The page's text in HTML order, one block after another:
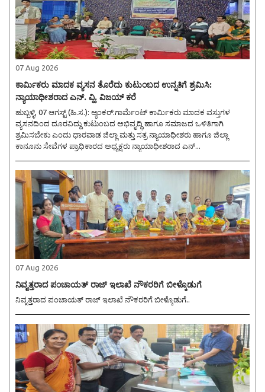
07 Aug 2026
ಕಾರ್ಮಿಕರು ಮಾದಕ ವ್ಯಸನ ತೊರೆದು ಕುಟುಂಬದ ಉನ್ನತಿಗೆ ಶ್ರಮಿಸಿ:
ನ್ಯಾಯಾಧೀಶರಾದ ಎನ್. ವ್ಹಿ. ವಿಜಯ್ ಕರೆ
ಹುಬ್ಬಳ್ಳಿ, 07 ಆಗಸ್ಟ್ (ಹಿ.ಸ.): ಆ್ಯಂಕರ್:ಗಾರ್ಮೆಂಟ್ ಕಾರ್ಮಿಕರು ಮಾದಕ ವಸ್ತುಗಳ
ವ್ಯಸನದಿಂದ ದೂರವಿದ್ದು ಕುಟುಂಬದ ಅಭಿವೃದ್ಧಿ ಹಾಗೂ ಸಮಾಜದ ಒಳಿತಿಗಾಗಿ
ಶ್ರಮಿಸಬೇಕು ಎಂದು ಧಾರವಾಡ ಜಿಲ್ಲಾ ಮತ್ತು ಸತ್ರ ನ್ಯಾಯಾಧೀಶರು ಹಾಗೂ ಜಿಲ್ಲಾ
ಕಾನೂನು ಸೇವೆಗಳ ಪ್ರಾಧಿಕಾರದ ಅಧ್ಯಕ್ಷರು ನ್ಯಾಯಾಧೀಶರಾದ ಎನ್...
07 Aug 2026
ನಿವೃತ್ತರಾದ ಪಂಚಾಯತ್ ರಾಜ್ ಇಲಾಖೆ ನೌಕರರಿಗೆ ಬೀಳ್ಕೊಡುಗೆ
ನಿವೃತ್ತರಾದ ಪಂಚಾಯತ್ ರಾಜ್ ಇಲಾಖೆ ನೌಕರರಿಗೆ ಬೀಳ್ಕೊಡುಗೆ..